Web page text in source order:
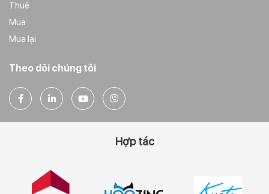
Thuê
Mua
Mua lại
Theo dõi chúng tôi
Hợp tác